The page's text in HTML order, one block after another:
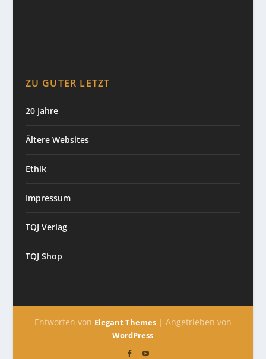
ZU GUTER LETZT
20 Jahre
Ältere Websites
Ethik
Impressum
TQJ Verlag
TQJ Shop
Entworfen von Elegant Themes| Angetrieben von
WordPress